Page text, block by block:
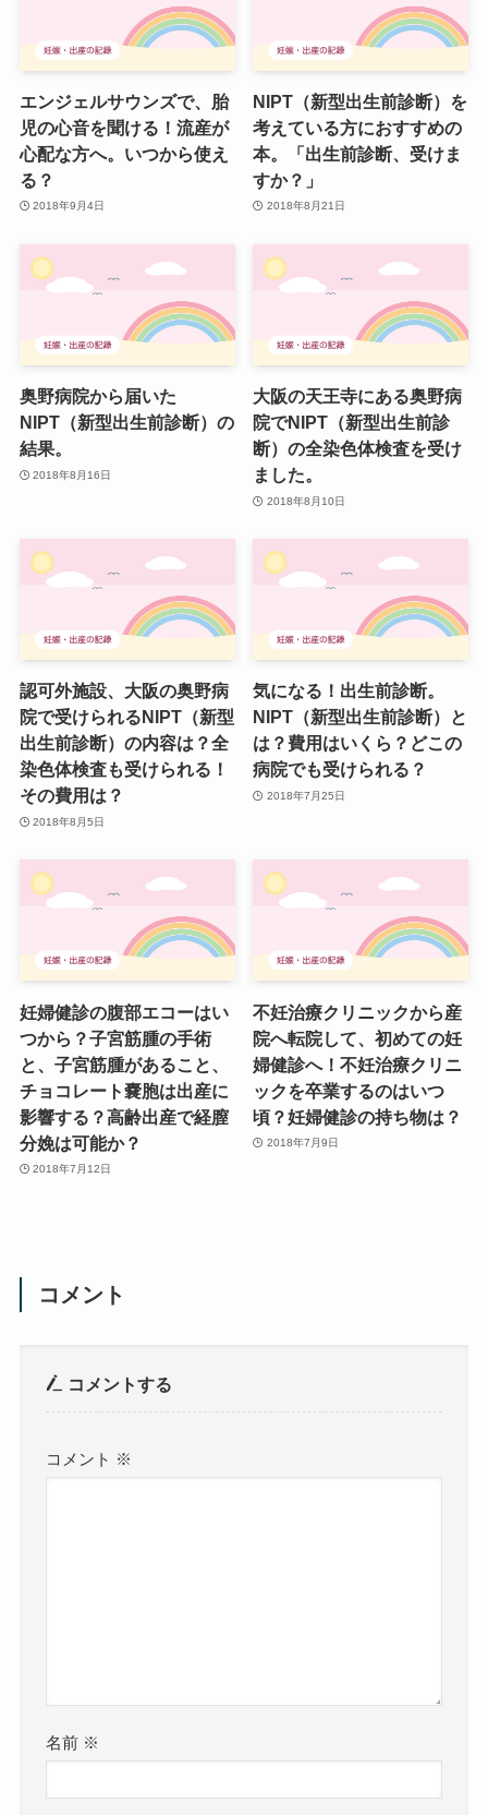
エンジェルサウンズで、胎
児の心音を聞ける！流産が
心配な方へ。いつから使え
る？
2018年9月4日
NIPT（新型出生前診断）を
考えている方におすすめの
本。「出生前診断、受けま
すか？」
2018年8月21日
奥野病院から届いた
NIPT（新型出生前診断）の
結果。
2018年8月16日
大阪の天王寺にある奥野病
院でNIPT（新型出生前診
断）の全染色体検査を受け
ました。
2018年8月10日
認可外施設、大阪の奥野病
院で受けられるNIPT（新型
出生前診断）の内容は？全
染色体検査も受けられる！
その費用は？
2018年8月5日
気になる！出生前診断。
NIPT（新型出生前診断）と
は？費用はいくら？どこの
病院でも受けられる？
2018年7月25日
妊婦健診の腹部エコーはい
つから？子宮筋腫の手術
と、子宮筋腫があること、
チョコレート嚢胞は出産に
影響する？高齢出産で経膣
分娩は可能か？
2018年7月12日
不妊治療クリニックから産
院へ転院して、初めての妊
婦健診へ！不妊治療クリニ
ックを卒業するのはいつ
頃？妊婦健診の持ち物は？
2018年7月9日
コメント
コメントする
コメント ※
名前 ※